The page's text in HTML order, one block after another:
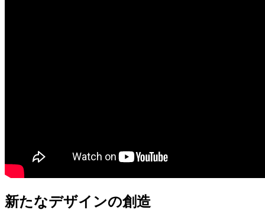
新たなデザインの創造